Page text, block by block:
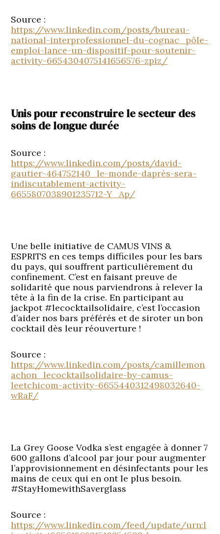
Source :
https://www.linkedin.com/posts/bureau-
national-interprofessionnel-du-cognac_pôle-
emploi-lance-un-dispositif-pour-soutenir-
activity-6654304075141656576-zpiz/
Unis pour reconstruire le secteur des
soins de longue durée
Source :
https://www.linkedin.com/posts/david-
gautier-464752140_le-monde-daprès-sera-
indiscutablement-activity-
6655807038901235712-Y_Ap/
Une belle initiative de CAMUS VINS &
ESPRITS en ces temps difficiles pour les bars
du pays, qui souffrent particulièrement du
confinement. C’est en faisant preuve de
solidarité que nous parviendrons à relever la
tête à la fin de la crise. En participant au
jackpot #lecocktailsolidaire, c’est l’occasion
d’aider nos bars préférés et de siroter un bon
cocktail dès leur réouverture !
Source :
https://www.linkedin.com/posts/camillemon
achon_lecocktailsolidaire-by-camus-
leetchicom-activity-6655440312498032640-
wRaF/
La Grey Goose Vodka s’est engagée à donner 7
600 gallons d’alcool par jour pour augmenter
l’approvisionnement en désinfectants pour les
mains de ceux qui en ont le plus besoin.
#StayHomewithSaverglass
Source :
https://www.linkedin.com/feed/update/urn:l